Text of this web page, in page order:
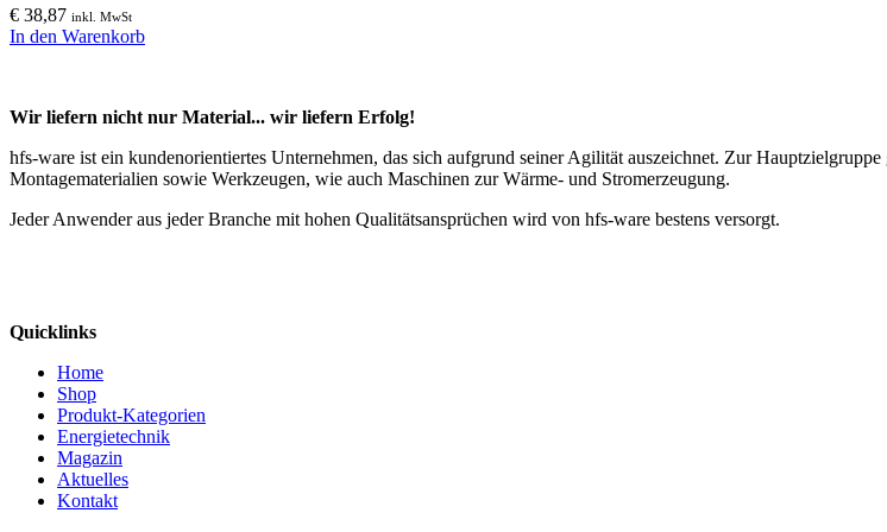
€ 38,87 inkl. MwSt
In den Warenkorb
Wir liefern nicht nur Material... wir liefern Erfolg!
hfs-ware ist ein kundenorientiertes Unternehmen, das sich aufgrund seiner Agilität auszeichnet. Zur
Montagematerialien sowie Werkzeugen, wie auch Maschinen zur Wärme- und Stromerzeugung.
Jeder Anwender aus jeder Branche mit hohen Qualitätsansprüchen wird von hfs-ware bestens versorgt.
Quicklinks
Home
Shop
Produkt-Kategorien
Energietechnik
Magazin
Aktuelles
Kontakt